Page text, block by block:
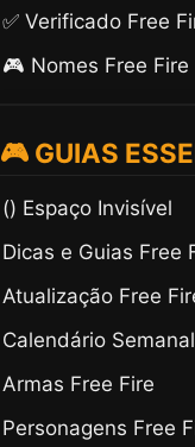
✅ Verificado Free
🎮 Nomes Free Fire
🎮 GUIAS
(ㅤ) Espaço Invisível
Dicas e Guias Free
Atualização Free
Calendário
Armas Free Fire
Personagens Free